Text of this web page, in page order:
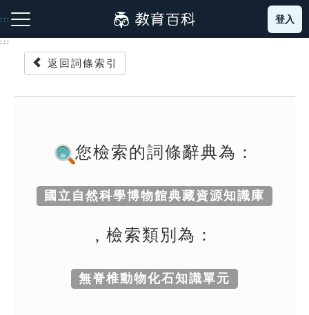
到
主
::: 登入
:::
返回詞條索引
您檢索的詞條辭典為：
國立自然科學博物館典藏資源知識庫
, 檢索類別為：
無脊椎動物化石知識單元